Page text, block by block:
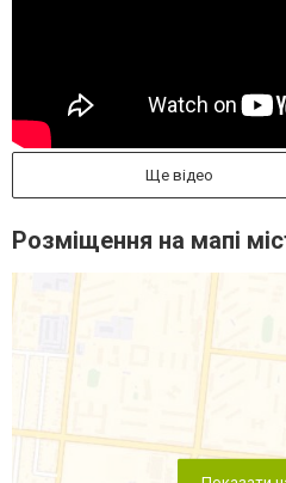
Ще відео
Розміщення на мапі